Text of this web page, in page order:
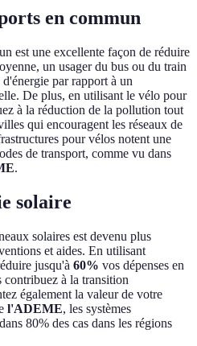
en commun
est une excellente façon de réduire
un usager du bus ou du train
par rapport à un
De plus, en utilisant le vélo pour
à la réduction de la pollution tout
qui encouragent les réseaux de
pour vélos notent une
de transport, comme vu dans
.
solaire
solaires est devenu plus
et aides. En utilisant
jusqu'à 60% vos dépenses en
à la transition
également la valeur de votre
l'ADEME, les systèmes
80% des cas dans les régions